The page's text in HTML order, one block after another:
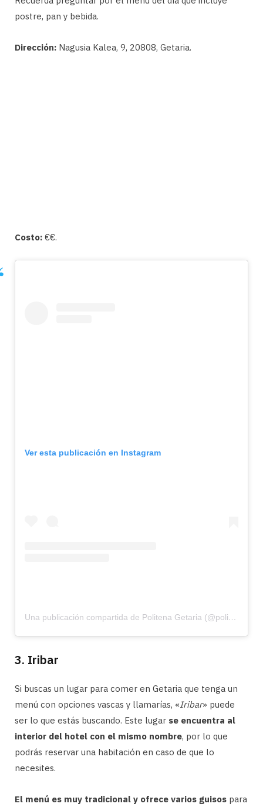
postre, pan y bebida.
Dirección: Nagusia Kalea, 9, 20808, Getaria.
Costo: €€.
Ver esta publicación en Instagram
Una publicación compartida de Politena Getaria (@politenagetaria)
3. Iribar
Si buscas un lugar para comer en Getaria que tenga un
menú con opciones vascas y llamarías, «Iribar» puede
ser lo que estás buscando. Este lugar se encuentra al
interior del hotel con el mismo nombre, por lo que
podrás reservar una habitación en caso de que lo
necesites.
El menú es muy tradicional y ofrece varios guisos para